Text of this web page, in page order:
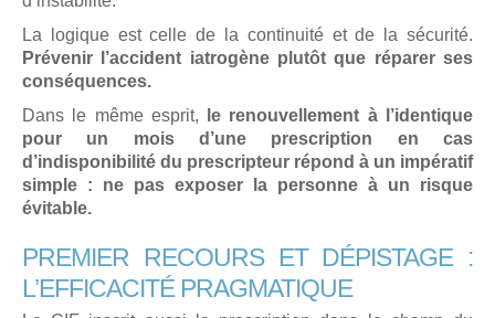
La logique est celle de la continuité et de la sécurité.
Prévenir l’accident iatrogène plutôt que réparer ses
conséquences.
Dans le même esprit, le renouvellement à l’identique
pour un mois d’une prescription en cas
d’indisponibilité du prescripteur répond à un impératif
simple : ne pas exposer la personne à un risque
évitable.
PREMIER RECOURS ET DÉPISTAGE :
L’EFFICACITÉ PRAGMATIQUE